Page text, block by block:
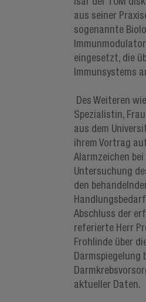
aus seiner
sogenannte
eingesetzt, die
Immunsystems
Des Weiteren
Spezialistin,
aus dem
ihrem Vortrag
Alarmzeichen
Untersuchung
den
Abschluss der
referierte Herr
Frohlinde über
Darmspiegelung
aktueller Daten.